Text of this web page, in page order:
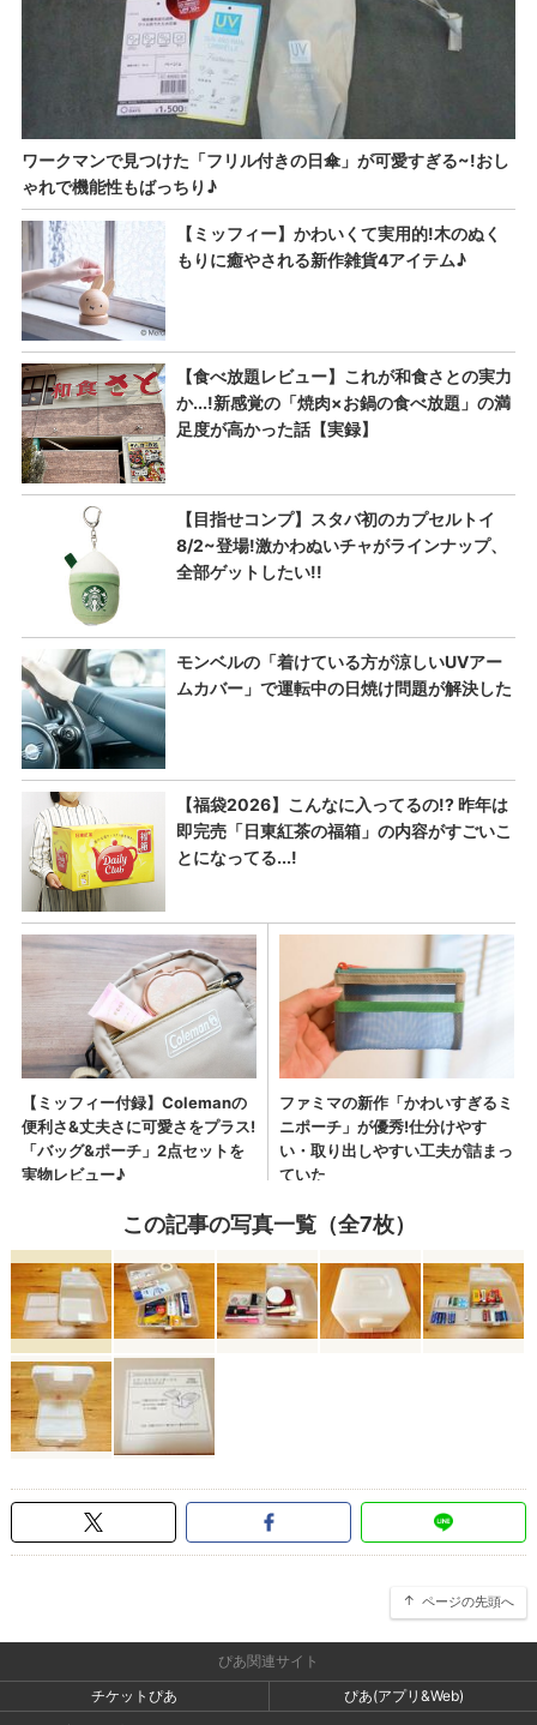
この記事の写真一覧（全7枚）
ページの先頭へ
ぴあ関連サイト
チケットぴあ
ぴあ(アプリ&Web)